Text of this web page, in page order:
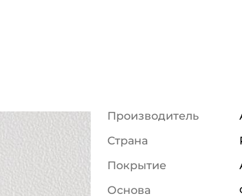
Производитель
Страна
Покрытие
Основа